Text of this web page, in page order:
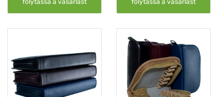
folytassa a vásárlást folytassa a vásárlást